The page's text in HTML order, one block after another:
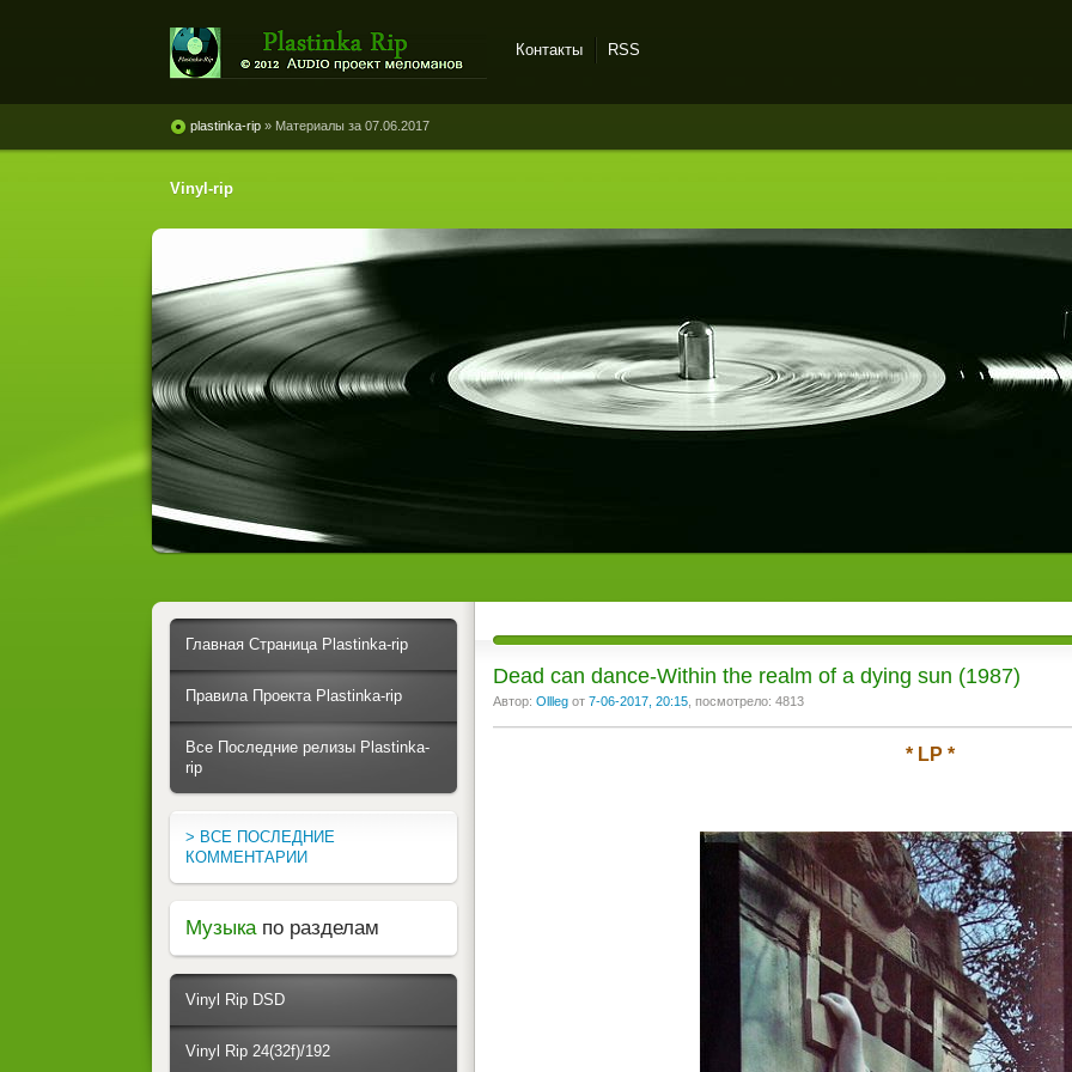
винила и магнитоальбомов
Контакты RSS
plastinka-rip » Материалы за 07.06.2017
Vinyl-rip
Dead can dance-Within the realm of a dying sun (1987)
Автор: Ollleg от 7-06-2017, 20:15 , посмотрело: 4813
* LP *
Главная Страница Plastinka-rip
Правила Проекта Plastinka-rip
Все Последние релизы Plastinka-
rip
> ВСЕ ПОСЛЕДНИЕ
КОММЕНТАРИИ
Музыка по разделам
Vinyl Rip DSD
Vinyl Rip 24(32f)/192